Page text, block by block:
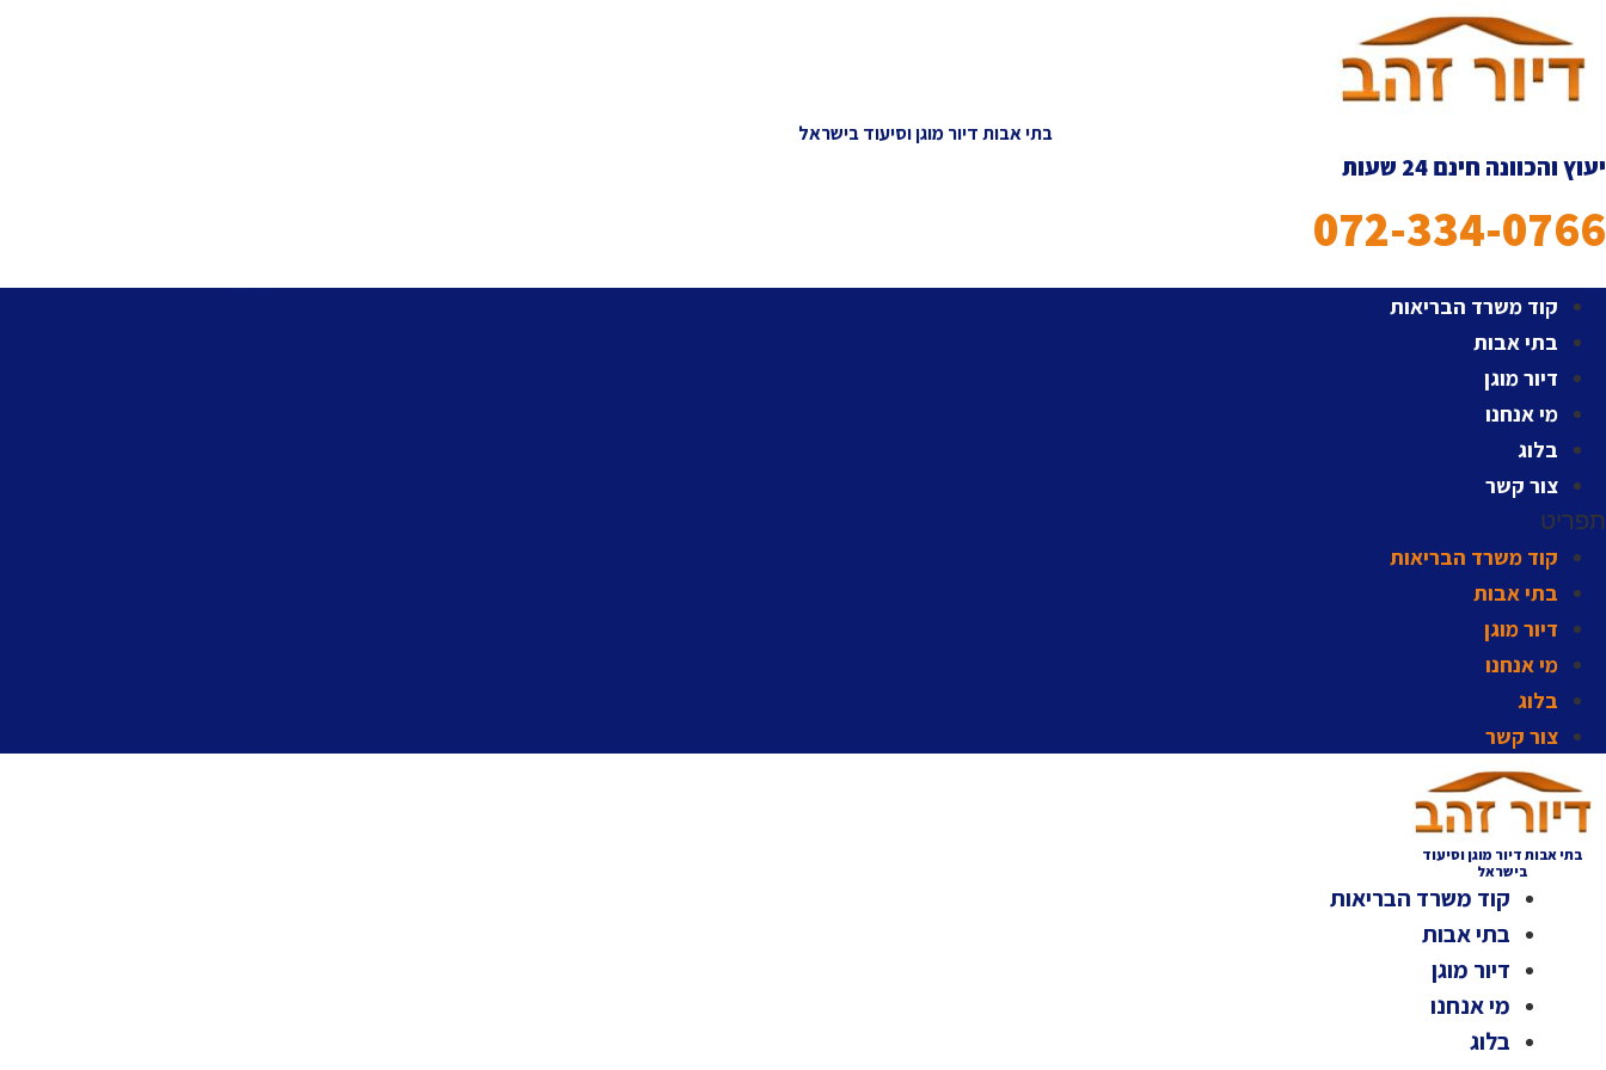
לתוכן
בתי אבות דיור מוגן וסיעוד בישראל
יעוץ והכוונה חינם 24 שעות
072-334-0766
קוד משרד הבריאות
בתי אבות
דיור מוגן
מי אנחנו
בלוג
צור קשר
תפריט
קוד משרד הבריאות
בתי אבות
דיור מוגן
מי אנחנו
בלוג
צור קשר
בתי אבות דיור מוגן וסיעוד
בישראל
קוד משרד הבריאות
בתי אבות
דיור מוגן
מי אנחנו
בלוג